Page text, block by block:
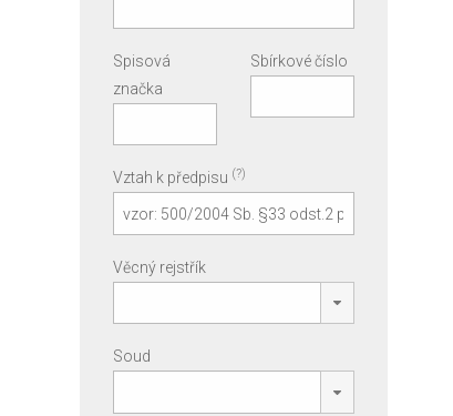
Spisová
značka
Sbírkové číslo
Vztah k předpisu (?)
Věcný rejstřík
Soud